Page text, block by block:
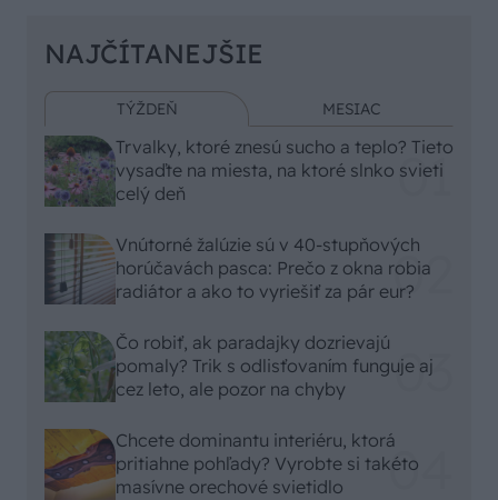
NAJČÍTANEJŠIE
TÝŽDEŇ MESIAC
Trvalky, ktoré znesú sucho a teplo? Tieto
vysaďte na miesta, na ktoré slnko svieti
celý deň
Vnútorné žalúzie sú v 40-stupňových
horúčavách pasca: Prečo z okna robia
radiátor a ako to vyriešiť za pár eur?
Čo robiť, ak paradajky dozrievajú
pomaly? Trik s odlisťovaním funguje aj
cez leto, ale pozor na chyby
Chcete dominantu interiéru, ktorá
pritiahne pohľady? Vyrobte si takéto
masívne orechové svietidlo